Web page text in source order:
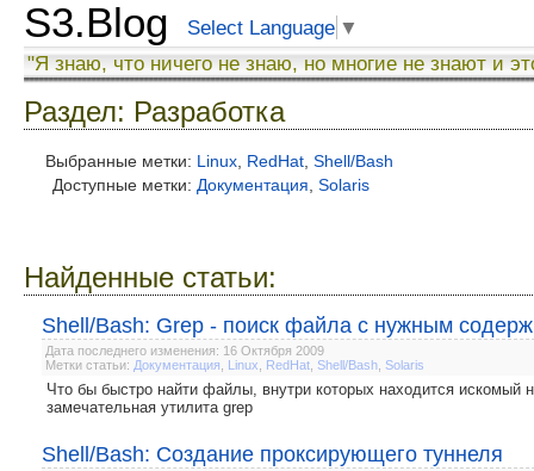
S3.Blog Select Language ▼
"Я знаю, что ничего не знаю, но многие не знают и
Раздел: Разработка
Выбранные метки: Linux RedHat Shell/Bash
Доступные метки: Документация Solaris
Найденные статьи:
Shell/Bash: Grep - поиск файла с нужным
Дата последнего изменения: 16 Октября 2009
Метки статьи: Документация Linux RedHat Shell/Bash Solaris
Что бы быстро найти файлы, внутри которых находится искомый
замечательная утилита grep
Shell/Bash: Создание проксирующего туннеля